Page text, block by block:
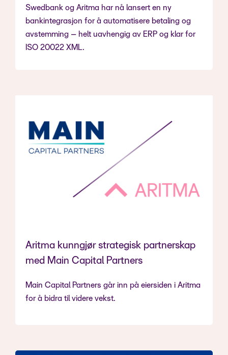
Swedbank og Aritma har nå lansert en ny
bankintegrasjon for å automatisere betaling og
avstemming – helt uavhengig av ERP og klar for
ISO 20022 XML.
Aritma kunngjør strategisk partnerskap
med Main Capital Partners
Main Capital Partners går inn på eiersiden i Aritma
for å bidra til videre vekst.